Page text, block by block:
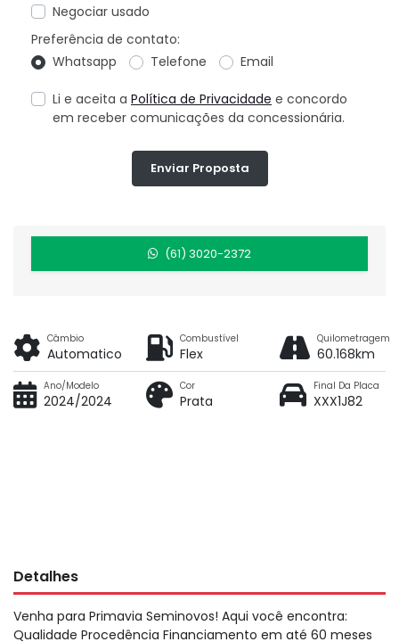
(61) 3020-2372
Negociar usado
Preferência de contato:
Whatsapp
Telefone Email
Li e aceita a Política de Privacidade e concordo
em receber comunicações da concessionária.
Enviar Proposta
Câmbio
Automatico
Combustível
Flex
Quilometragem
60.168km
Ano/Modelo
2024/2024
Cor
Prata
Final Da Placa
XXX1J82
Detalhes
Venha para Primavia Seminovos! Aqui você encontra:
Qualidade Procedência Financiamento em até 60 meses